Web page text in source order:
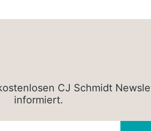
CJ Schmidt
informiert.